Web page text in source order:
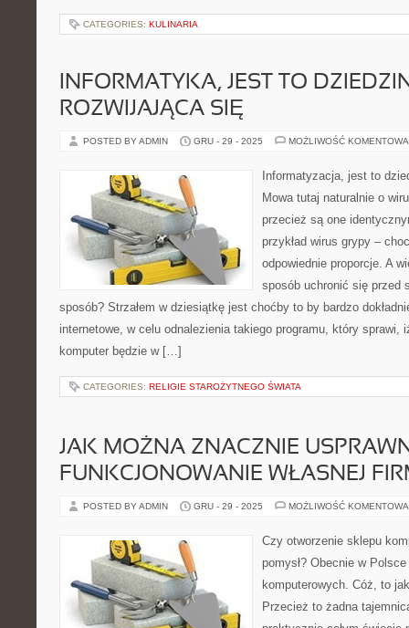
CATEGORIES: KULINARIA
INFORMATYKA, JEST TO
ROZWIJAJĄCA SIĘ
POSTED BY ADMIN GRU - 29 - 2025 MOŻLIWOŚĆ
Informatyzacja, jest to
Mowa tutaj naturalnie o
przecież są one
przykład wirus grypy –
odpowiednie proporcje. A
sposób uchronić się przed
sposób? Strzałem w dziesiątkę jest choćby to by bardzo
internetowe, w celu odnalezienia takiego programu, który sprawi,
komputer będzie w […]
CATEGORIES: RELIGIE STAROŻYTNEGO ŚWIATA
JAK MOŻNA ZNACZNIE
FUNKCJONOWANIE WŁASNEJ
POSTED BY ADMIN GRU - 29 - 2025 MOŻLIWOŚĆ
Czy otworzenie sklepu
pomysł? Obecnie w
komputerowych. Cóż, to
Przecież to żadna